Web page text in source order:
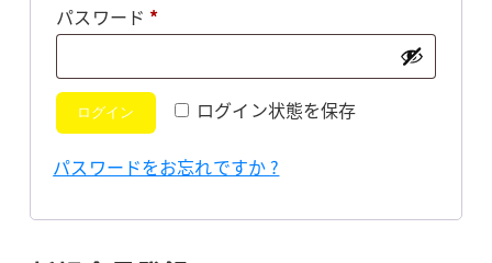
パスワード *必
ログイン状態を保存
ログイン
パスワードをお忘れですか ?